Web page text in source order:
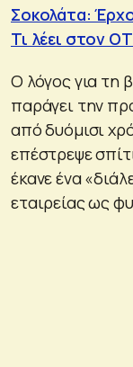
Σοκολάτα:
Τι λέει στον
Ο λόγος για τη
παράγει την
από δυόμισι
επέστρεψε
έκανε ένα
εταιρείας ως